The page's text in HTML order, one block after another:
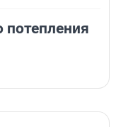
потепления